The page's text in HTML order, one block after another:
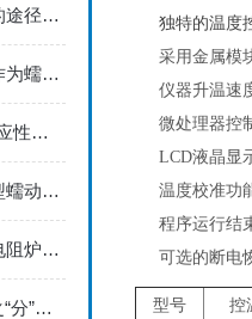
提升恒温金属浴效率的途径有哪些
现货硅胶管为何不能作为蠕动泵硅胶管来使用？
杭州朗基pcr仪产品供应性能特点使用说明
基本型蠕动泵，流量型蠕动泵，分配型蠕动泵的区别
如何解决可程式箱式电阻炉的故障问题
小罗开讲 | 数字PCR之“分”而治之纳米微孔对dPCR定量结果的影响
独特的温度
采用金属模
仪器升温速
微处理器控
LCD液晶显
温度校准功
程序运行结
可选的断电
型号
控